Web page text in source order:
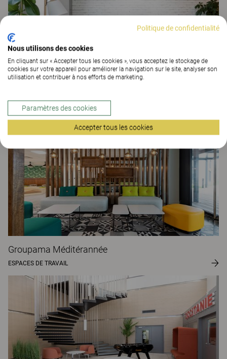
ESPACES DE TRAVAIL
Groupama Méditérannée
ESPACES DE TRAVAIL
Politique de confidentialité
Nous utilisons des cookies
En cliquant sur « Accepter tous les cookies », vous acceptez le stockage de
cookies sur votre appareil pour améliorer la navigation sur le site, analyser son
utilisation et contribuer à nos efforts de marketing.
Paramètres des cookies
Accepter tous les cookies